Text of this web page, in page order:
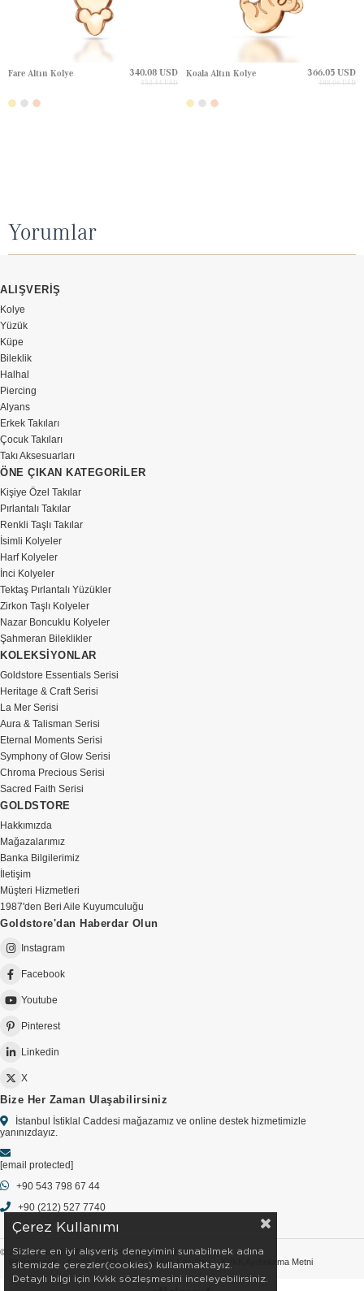
Fare Altın Kolye 340.08 USD
453.44 USD
Koala Altın Kolye 366.05 USD
488.06 USD
Yorumlar
ALIŞVERİŞ
Kolye
Yüzük
Küpe
Bileklik
Halhal
Piercing
Alyans
Erkek Takıları
Çocuk Takıları
Takı Aksesuarları
ÖNE ÇIKAN KATEGORİLER
Kişiye Özel Takılar
Pırlantalı Takılar
Renkli Taşlı Takılar
İsimli Kolyeler
Harf Kolyeler
İnci Kolyeler
Tektaş Pırlantalı Yüzükler
Zirkon Taşlı Kolyeler
Nazar Boncuklu Kolyeler
Şahmeran Bileklikler
KOLEKSİYONLAR
Goldstore Essentials Serisi
Heritage & Craft Serisi
La Mer Serisi
Aura & Talisman Serisi
Eternal Moments Serisi
Symphony of Glow Serisi
Chroma Precious Serisi
Sacred Faith Serisi
GOLDSTORE
Hakkımızda
Mağazalarımız
Banka Bilgilerimiz
İletişim
Müşteri Hizmetleri
1987'den Beri Aile Kuyumculuğu
Goldstore'dan Haberdar Olun
Instagram
Facebook
Youtube
Pinterest
Linkedin
X
Bize Her Zaman Ulaşabilirsiniz
İstanbul İstiklal Caddesi mağazamız ve online destek hizmetimizle
yanınızdayız.
[email protected]
+90 543 798 67 44
+90 (212) 527 7740
© 2026 GOLDSTORE - Tüm Hakları Saklıdır.
Sözleşmeler
Gizlilik Politikası Kullanım Koşulları KVKK Aydınlatma Metni
Çerez Kullanımı
Sizlere en iyi alışveriş deneyimini sunabilmek adına
sitemizde çerezler(cookies) kullanmaktayız.
Detaylı bilgi için Kvkk sözleşmesini inceleyebilirsiniz.